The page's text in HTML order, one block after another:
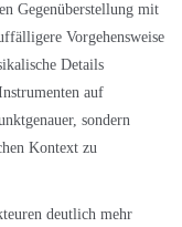
Gegenüberstellung mit
Vorgehensweise
Details
auf
sondern
Kontext zu
deutlich mehr